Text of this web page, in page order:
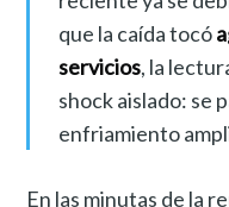
que la caída tocó
servicios, la
shock aislado: se
enfriamiento
En las minutas de la